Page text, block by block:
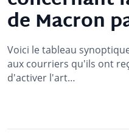
de Macron
Voici le tableau
aux courriers qu'ils ont
d'activer l'art…